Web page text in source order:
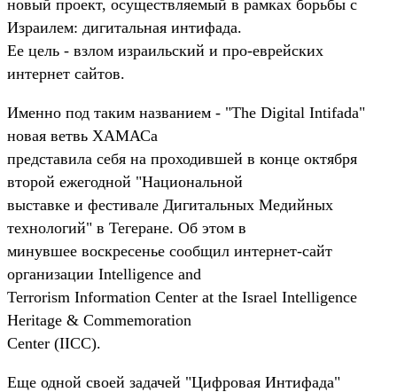
новый проект, осуществляемый в рамках борьбы с
Израилем: дигитальная интифада.
Ее цель - взлом израильский и про-еврейских
интернет сайтов.
Именно под таким названием - "The Digital Intifada"
новая ветвь ХАМАСа
представила себя на проходившей в конце октября
второй ежегодной "Национальной
выставке и фестивале Дигитальных Медийных
технологий" в Тегеране. Об этом в
минувшее воскресенье сообщил интернет-сайт
организации Intelligence and
Terrorism Information Center at the Israel Intelligence
Heritage & Commemoration
Center (IICC).
Еще одной своей задачей "Цифровая Интифада"